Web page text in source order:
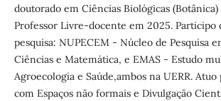
doutorado em Ciências Biológicas (Botânica)
Professor Livre-docente em 2025. Participo
pesquisa: NUPECEM - Núcleo de Pesquisa
Ciências e Matemática, e EMAS - Estudo
Agroecologia e Saúde,ambos na UERR.
com Espaços não formais e Divulgação